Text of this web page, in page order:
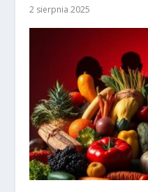
2 sierpnia 2025